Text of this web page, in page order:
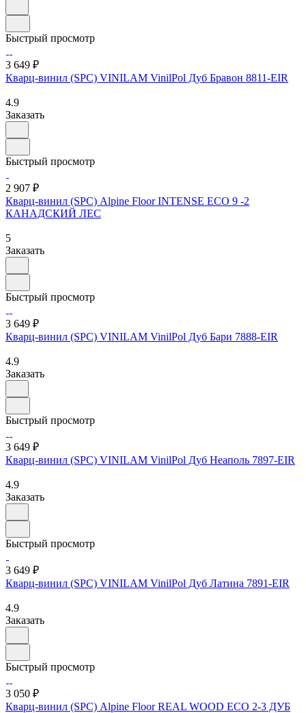
Быстрый просмотр
3 649 ₽
Кварц-винил (SPC) VINILAM VinilPol Дуб Бравон 8811-EIR
4.9
Заказать
Быстрый просмотр
2 907 ₽
Кварц-винил (SPC) Alpine Floor INTENSE ECO 9 -2
КАНАДСКИЙ ЛЕС
5
Заказать
Быстрый просмотр
3 649 ₽
Кварц-винил (SPC) VINILAM VinilPol Дуб Бари 7888-EIR
4.9
Заказать
Быстрый просмотр
3 649 ₽
Кварц-винил (SPC) VINILAM VinilPol Дуб Неаполь 7897-EIR
4.9
Заказать
Быстрый просмотр
3 649 ₽
Кварц-винил (SPC) VINILAM VinilPol Дуб Латина 7891-EIR
4.9
Заказать
Быстрый просмотр
3 050 ₽
Кварц-винил (SPC) Alpine Floor REAL WOOD ЕСО 2-3 ДУБ